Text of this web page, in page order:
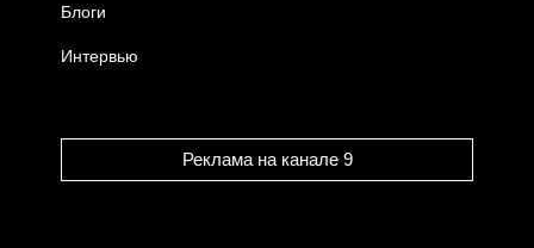
Блоги
Интервью
Реклама на канале 9